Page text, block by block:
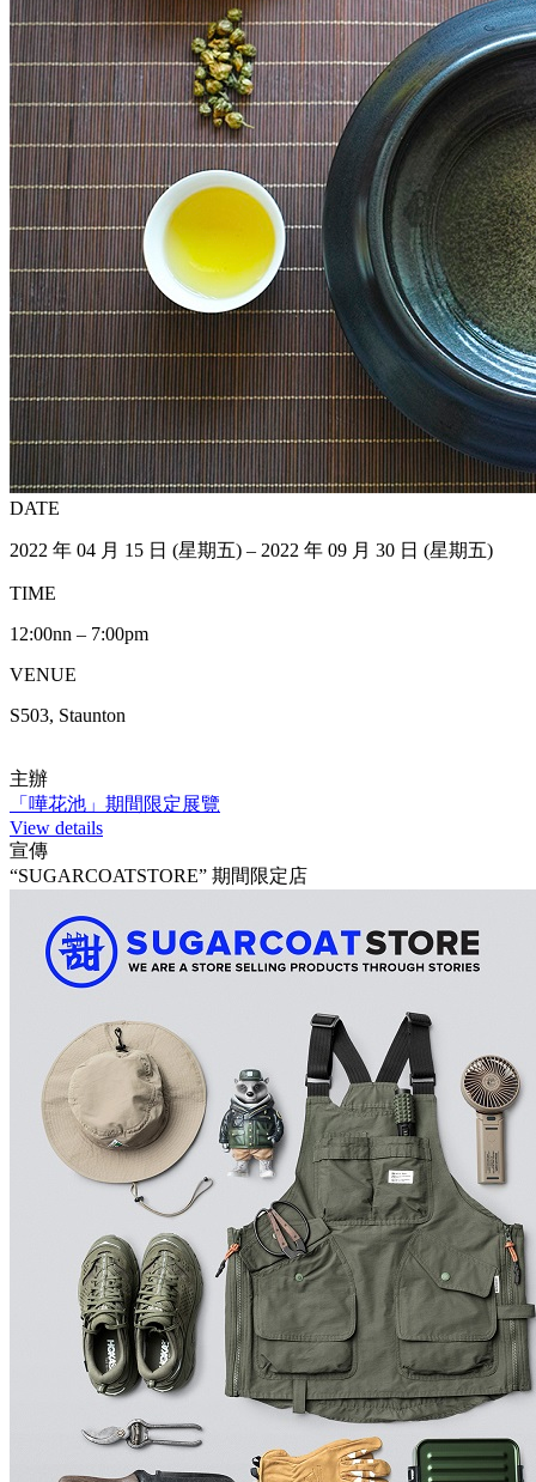
DATE
2022 年 04 月 15 日 (星期五) – 2022 年 09 月 30 日 (星期五)
TIME
12:00nn – 7:00pm
VENUE
S503, Staunton
主辦
「嘩花池」期間限定展覽
View details
宣傳
“SUGARCOATSTORE” 期間限定店